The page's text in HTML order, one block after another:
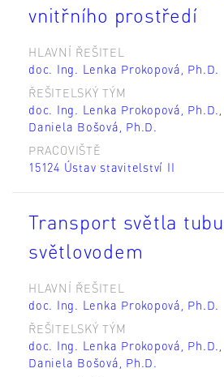
vnitřního prostředí
HLAVNÍ ŘEŠITEL
doc. Ing. Lenka Prokopová, Ph.D.
ŘEŠITELSKÝ TÝM
doc. Ing. Lenka Prokopová, Ph.D.
Daniela Bošová, Ph.D.
PRACOVIŠTĚ
15124 Ústav stavitelství II
Transport světla
světlovodem
HLAVNÍ ŘEŠITEL
doc. Ing. Lenka Prokopová, Ph.D.
ŘEŠITELSKÝ TÝM
doc. Ing. Lenka Prokopová, Ph.D.
Daniela Bošová, Ph.D.